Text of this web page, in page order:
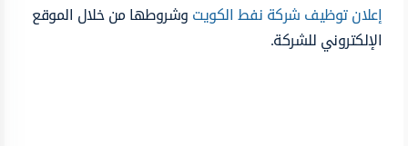
إعلان توظيف شركة نفط الكويتوشروطها من خلال الموقع
الإلكتروني للشركة.